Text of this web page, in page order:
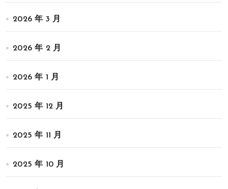
2026 年 3 月
2026 年 2 月
2026 年 1 月
2025 年 12 月
2025 年 11 月
2025 年 10 月